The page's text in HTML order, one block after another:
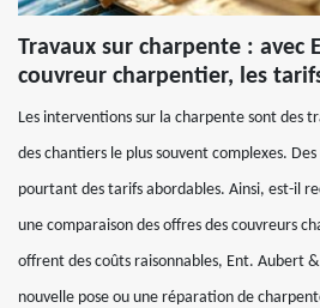
Travaux sur charpente : avec
couvreur charpentier, les
Les interventions sur la charpente sont des
des chantiers le plus souvent complexes.
pourtant des tarifs abordables. Ainsi, est-il
une comparaison des offres des couvreurs
offrent des coûts raisonnables, Ent. Aubert
nouvelle pose ou une réparation de